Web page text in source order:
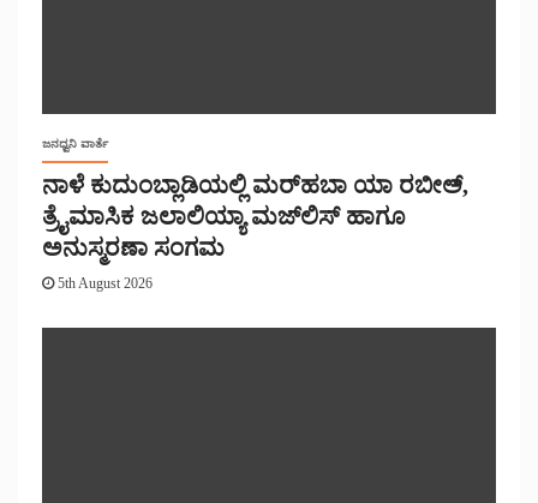
ಜನಧ್ವನಿ ವಾರ್ತೆ
ನಾಳೆ ಕುದುಂಬ್ಲಾಡಿಯಲ್ಲಿ ಮರ್‌‌ಹಬಾ ಯಾ ರಬೀಅ್,
ತ್ರೈಮಾಸಿಕ ಜಲಾಲಿಯ್ಯಾ ಮಜ್‌‌ಲಿಸ್‌‌ ಹಾಗೂ
ಅನುಸ್ಮರಣಾ ಸಂಗಮ
5th August 2026